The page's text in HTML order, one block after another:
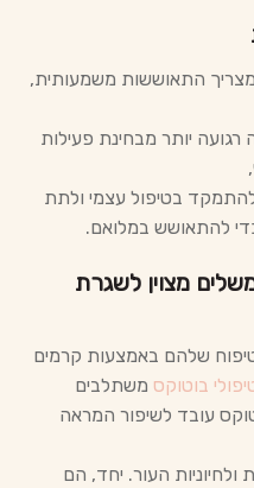
מצריך התאוששות משמעותית,
רגועה יותר מבחינת פעילות
להתמקד בטיפול עצמי ולתת
להתאושש במלואם.
מצוין לשגרת
שלהם באמצעות קרמים
בוטוקס משתלבים
עובד לשיפור המראה
ולחיוניות העור. יחד, הם